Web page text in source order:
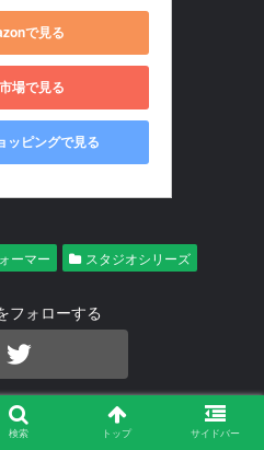
で見る
場で見る
ッピングで見る
ーマー スタジオシリーズ
フォローする
Aoi-Ame
検索 トップ サイドバー